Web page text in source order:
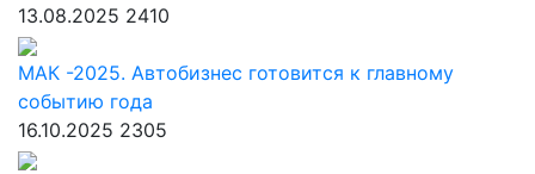
13.08.2025 2410
МАК -2025. Автобизнес готовится к главному
событию года
16.10.2025 2305